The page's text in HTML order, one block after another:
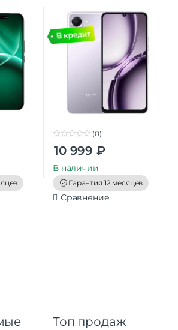
t
o
f
5
(0)
10 999 ₽
В наличии
Гарантия 12 месяцев
Сравнение
Топ продаж